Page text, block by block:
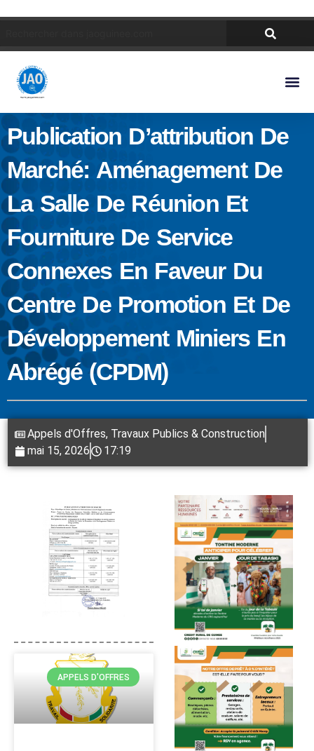
Publication D’attribution De
Marché: Aménagement De
La Salle De Réunion Et
Fourniture De Service
Connexes En Faveur Du
Centre De Promotion Et De
Développement Miniers En
Abrégé (CPDM)
Appels d'Offres, Travaux Publics & Construction
mai 15, 2026
17:19
APPELS D'OFFRES